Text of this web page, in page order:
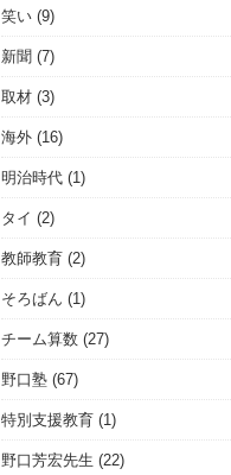
笑い (9)
新聞 (7)
取材 (3)
海外 (16)
明治時代 (1)
タイ (2)
教師教育 (2)
そろばん (1)
チーム算数 (27)
野口塾 (67)
特別支援教育 (1)
野口芳宏先生 (22)